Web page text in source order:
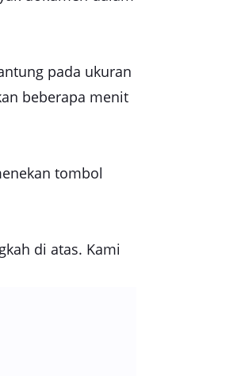
pada ukuran
beberapa menit
tombol
di atas. Kami